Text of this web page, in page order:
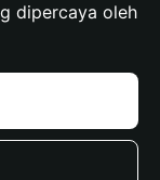
dipercaya oleh